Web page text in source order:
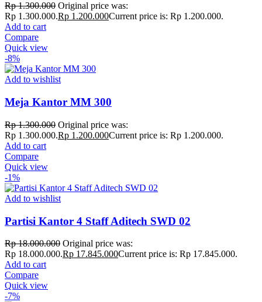
Rp1.300.000 Original price was:
Rp 1.300.000.Rp 1.200.000Current price is: Rp 1.200.000.
Add to cart
Compare
Quick view
-8%
Add to wishlist
Meja Kantor MM 300
Rp1.300.000 Original price was:
Rp 1.300.000.Rp 1.200.000Current price is: Rp 1.200.000.
Add to cart
Compare
Quick view
-1%
Add to wishlist
Partisi Kantor 4 Staff Aditech SWD 02
Rp18.000.000 Original price was:
Rp 18.000.000.Rp 17.845.000Current price is: Rp 17.845.000.
Add to cart
Compare
Quick view
-7%